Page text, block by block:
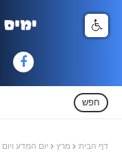
חפש
דף הבית מרץ יום המדע ויום